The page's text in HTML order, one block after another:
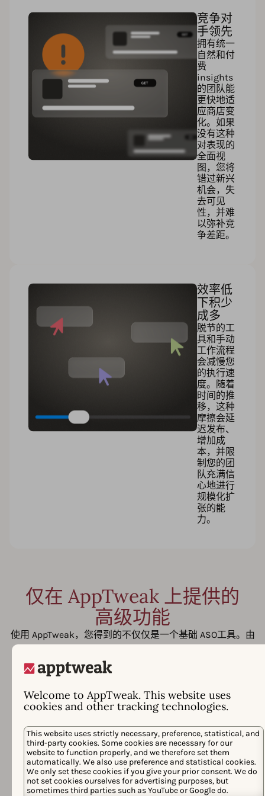
Welcome to AppTweak. This website uses
cookies and other tracking technologies.
This website uses strictly necessary, preference, statistical, and
third-party cookies. Some cookies are necessary for our
website to function properly, and we therefore set them
automatically. We also use preference and statistical cookies.
We only set these cookies if you give your prior consent. We do
not set cookies ourselves for advertising purposes, but
sometimes third parties such as YouTube or Google do.
竞争对
手领先
拥有统一
自然和付
费
insights
的团队能
更快地适
应商店变
化。如果
没有这种
对表现的
全面视
图，您将
错过新兴
机会，失
去可见
性，并难
以弥补竞
争差距。
效率低
下积少
成多
脱节的工
具和手动
工作流程
会减慢您
的执行速
度。随着
时间的推
移，这种
摩擦会延
迟发布、
增加成
本，并限
制您的团
队充满信
心地进行
规模化扩
张的能
力。
仅在 AppTweak 上提供的
高级功能
使用 AppTweak，您得到的不仅仅是一个基础 ASO工具。由
Atlas AI 提供支持——该 AI 经过十多年 App Store 和 Google
Play 数据的训练——AppTweak 提供 App Radar 根本无法比